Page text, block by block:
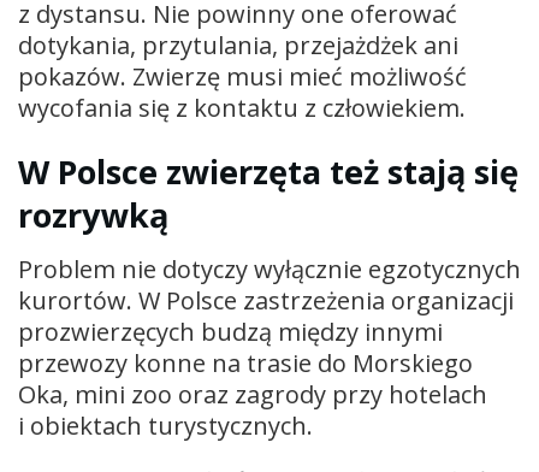
z dystansu. Nie powinny one oferować
dotykania, przytulania, przejażdżek ani
pokazów. Zwierzę musi mieć możliwość
wycofania się z kontaktu z człowiekiem.
W Polsce zwierzęta też stają się
rozrywką
Problem nie dotyczy wyłącznie egzotycznych
kurortów. W Polsce zastrzeżenia organizacji
prozwierzęcych budzą między innymi
przewozy konne na trasie do Morskiego
Oka, mini zoo oraz zagrody przy hotelach
i obiektach turystycznych.